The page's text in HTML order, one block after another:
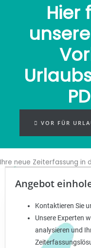
Hier
VOR FÜR
Ihre neue Zeiterfassung in
Angebot
Kontaktieren Sie
Unsere Experten
analysieren und